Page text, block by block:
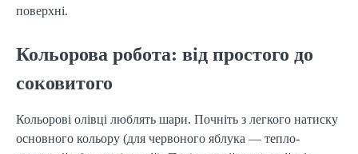
поверхні.
Кольорова робота: від простого до
соковитого
Кольорові олівці люблять шари. Почніть з легкого натиску
основного кольору (для червоного яблука — тепло-